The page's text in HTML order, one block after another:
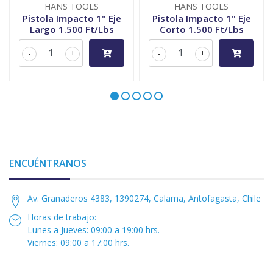
HANS TOOLS
Pistola Impacto 1" Eje
Largo 1.500 Ft/Lbs
+
-
HANS TOOLS
Pistola Impacto 1" Eje
Corto 1.500 Ft/Lbs
+
-
ENCUÉNTRANOS
Av. Granaderos 4383, 1390274, Calama, Antofagasta, Chile
Horas de trabajo:
Lunes a Jueves: 09:00 a 19:00 hrs.
Viernes: 09:00 a 17:00 hrs.